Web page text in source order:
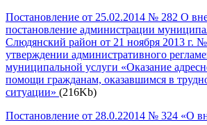
Постановление от 25.02.2014 № 282 О
постановление администрации
Слюдянский район от 21 ноября 2013 г.
утверждении административного
муниципальной услуги «Оказание
помощи гражданам, оказавшимся в
ситуации» (216Kb)
Постановление от 28.0.22014 № 324 «О